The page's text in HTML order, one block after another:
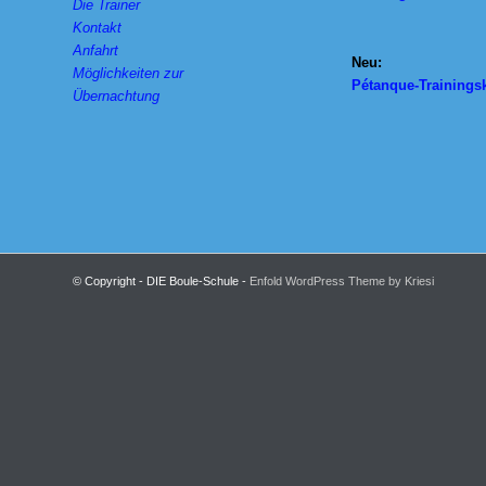
Die Trainer
Kontakt
Anfahrt
Möglichkeiten zur
Übernachtung
Neu:
Pétanque-
© Copyright - DIE Boule-Schule - Enfold WordPress Theme by Kriesi